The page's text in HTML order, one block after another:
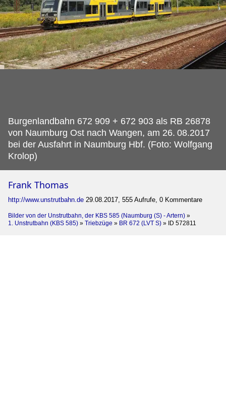
Burgenlandbahn 672 909 + 672 903 als RB 26878
von Naumburg Ost nach Wangen, am 26. 08.2017
bei der Ausfahrt in Naumburg Hbf. (Foto: Wolfgang
Krolop)
Frank Thomas
http://www.unstrutbahn.de 29.08.2017, 555 Aufrufe, 0 Kommentare
Bilder von der Unstrutbahn, der KBS 585 (Naumburg (S) - Artern) »
1. Unstrutbahn (KBS 585) » Triebzüge » BR 672 (LVT S) » ID 572811